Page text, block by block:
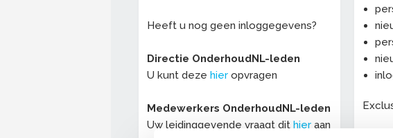
Heeft u nog geen inloggegevens?
Directie OnderhoudNL-leden
U kunt deze hier opvragen
Medewerkers OnderhoudNL-leden
Uw leidinggevende vraagt dit hier aan